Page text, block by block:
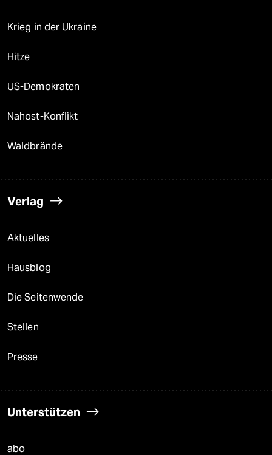
Krieg in der Ukraine
Hitze
US-Demokraten
Nahost-Konflikt
Waldbrände
Verlag
Aktuelles
Hausblog
Die Seitenwende
Stellen
Presse
Unterstützen
abo